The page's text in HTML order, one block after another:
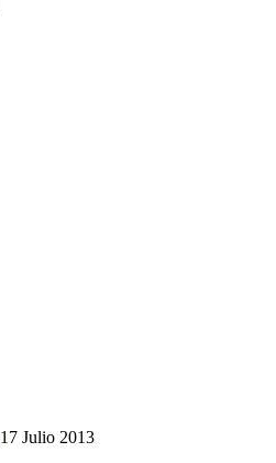
17 Julio 2013